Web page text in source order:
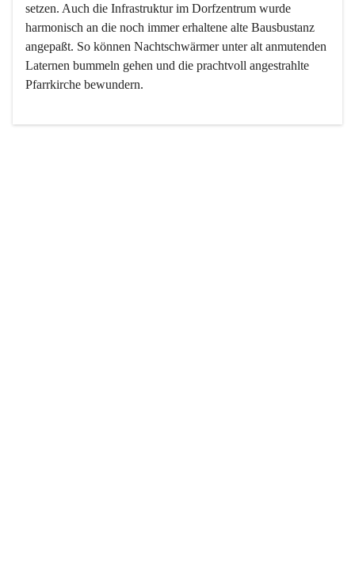
setzen. Auch die Infrastruktur im Dorfzentrum wurde
harmonisch an die noch immer erhaltene alte Bausbustanz
angepaßt. So können Nachtschwärmer unter alt anmutenden
Laternen bummeln gehen und die prachtvoll angestrahlte
Pfarrkirche bewundern.
Der Weinbau dominert heute nicht mehr, ist aber integrativer